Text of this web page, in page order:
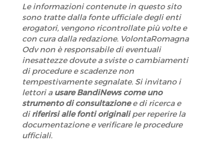
Le informazioni contenute in questo sito
sono tratte dalla fonte ufficiale degli enti
erogatori, vengono ricontrollate più volte e
con cura dalla redazione. VolontaRomagna
Odv non è responsabile di eventuali
inesattezze dovute a sviste o cambiamenti
di procedure e scadenze non
tempestivamente segnalate. Si invitano i
lettori a usare BandiNews come uno
strumento di consultazione e di ricerca e
di riferirsi alle fonti originali per reperire la
documentazione e verificare le procedure
ufficiali.